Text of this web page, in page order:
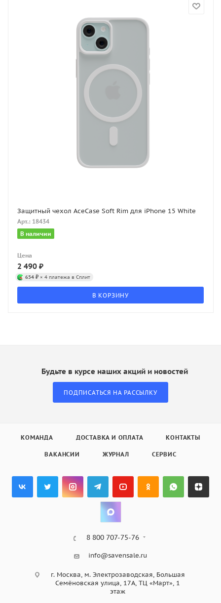
Защитный чехол AceCase Soft Rim для iPhone 15 White
Арт.: 18434
В наличии
Цена
2 490 ₽
654 ₽ × 4 платежа в Сплит
В КОРЗИНУ
Будьте в курсе наших акций и новостей
ПОДПИСАТЬСЯ НА РАССЫЛКУ
КОМАНДА ДОСТАВКА И ОПЛАТА КОНТАКТЫ
ВАКАНСИИ ЖУРНАЛ СЕРВИС
8 800 707-75-76
info@savensale.ru
г. Москва, м. Электрозаводская, Большая
Семёновская улица, 17А, ТЦ «Март», 1
этаж